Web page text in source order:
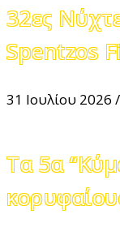
32ες
Spentzos
31 Ιουλίου 2026 /
Τα 5α